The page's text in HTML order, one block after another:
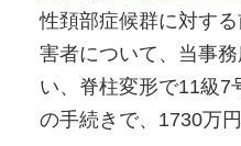
性頚部症候群に対す
害者について、当事
い、脊柱変形で11級7
の手続きで、1730万